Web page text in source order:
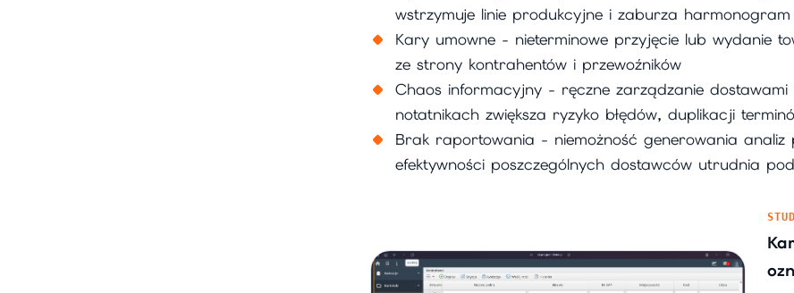
wstrzymuje linie produkcyjne i zaburza harmonogram
Kary umowne - nieterminowe przyjęcie lub wydanie
ze strony kontrahentów i przewoźników
Chaos informacyjny - ręczne zarządzanie
notatnikach zwiększa ryzyko błędów, duplikacji
Brak raportowania - niemożność generowania analiz
efektywności poszczególnych dostawców utrudnia